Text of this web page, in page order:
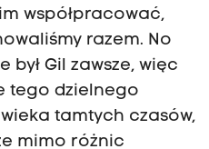
współpracować,
razem. No
był Gil zawsze, więc
tego dzielnego
tamtych czasów,
mimo różnic